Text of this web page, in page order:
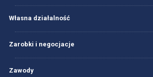
Własna działalność
Zarobki i negocjacje
Zawody